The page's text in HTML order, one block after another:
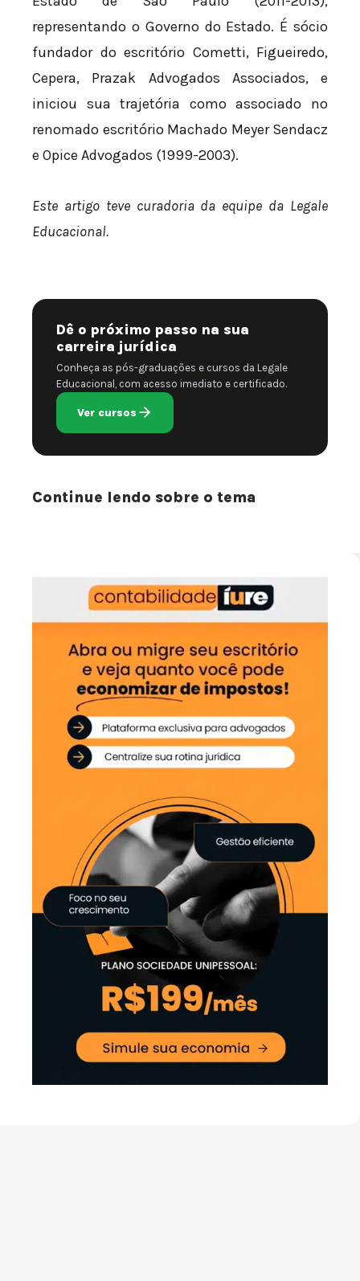
representando o Governo do Estado. É sócio
fundador do escritório Cometti, Figueiredo,
Cepera, Prazak Advogados Associados, e
iniciou sua trajetória como associado no
renomado escritório Machado Meyer Sendacz
e Opice Advogados (1999-2003).
Este artigo teve curadoria da equipe da Legale
Educacional.
Dê o próximo passo na sua
carreira jurídica
Conheça as pós-graduações e cursos da Legale
Educacional, com acesso imediato e certificado.
Ver cursos
Continue lendo sobre o tema